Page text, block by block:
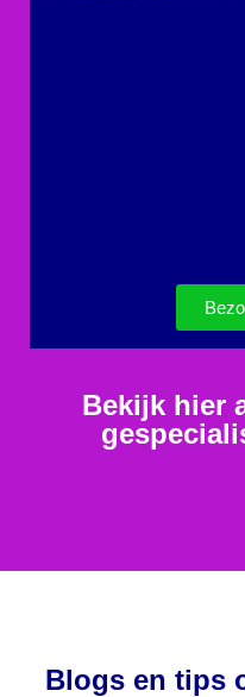
Bekijk hier
Blogs en tips